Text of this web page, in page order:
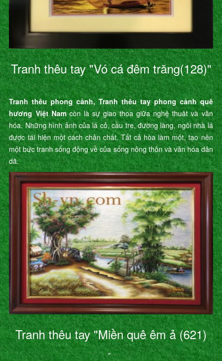
Tranh thêu tay "Vó cá đêm trăng(128)"
Tranh thêu phong cảnh, Tranh thêu tay phong cảnh quê
hương Việt Namcòn là sự giao thoa giữa nghệ thuât và văn
hóa. Những hình ảnh của lá cỏ, cầu tre, đường làng, ngôi nhà lá
được tái hiện một cách chân chất. Tất cả hòa làm một, tạo nên
một bức tranh sống động về của sống nông thôn và văn hóa dân
dã.
Tranh thêu tay "Miền quê êm ả (621)
"